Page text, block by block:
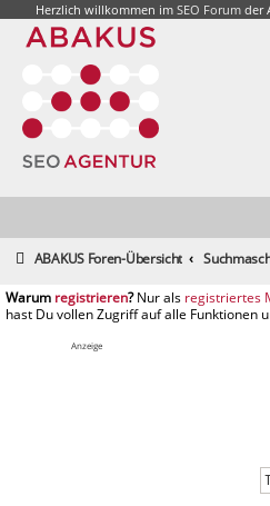
Herzlich willkommen im SEO Forumder
ABAKUS Foren-Übersicht
registrieren registriertes
Anzeige